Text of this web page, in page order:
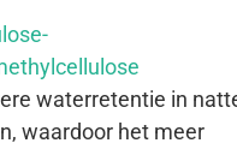
waterretentie in
waardoor het meer